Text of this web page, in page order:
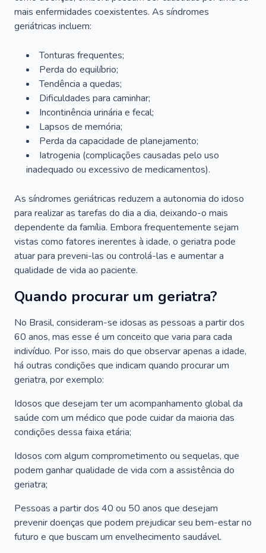
mais enfermidades coexistentes. As síndromes
geriátricas incluem:
Tonturas frequentes;
Perda do equilíbrio;
Tendência a quedas;
Dificuldades para caminhar;
Incontinência urinária e fecal;
Lapsos de memória;
Perda da capacidade de planejamento;
Iatrogenia (complicações causadas pelo uso
inadequado ou excessivo de medicamentos).
As síndromes geriátricas reduzem a autonomia do idoso
para realizar as tarefas do dia a dia, deixando-o mais
dependente da família. Embora frequentemente sejam
vistas como fatores inerentes à idade, o geriatra pode
atuar para preveni-las ou controlá-las e aumentar a
qualidade de vida ao paciente.
Quando procurar um geriatra?
No Brasil, consideram-se idosas as pessoas a partir dos
60 anos, mas esse é um conceito que varia para cada
indivíduo. Por isso, mais do que observar apenas a idade,
há outras condições que indicam quando procurar um
geriatra, por exemplo:
Idosos que desejam ter um acompanhamento global da
saúde com um médico que pode cuidar da maioria das
condições dessa faixa etária;
Idosos com algum comprometimento ou sequelas, que
podem ganhar qualidade de vida com a assistência do
geriatra;
Pessoas a partir dos 40 ou 50 anos que desejam
prevenir doenças que podem prejudicar seu bem-estar no
futuro e que buscam um envelhecimento saudável.